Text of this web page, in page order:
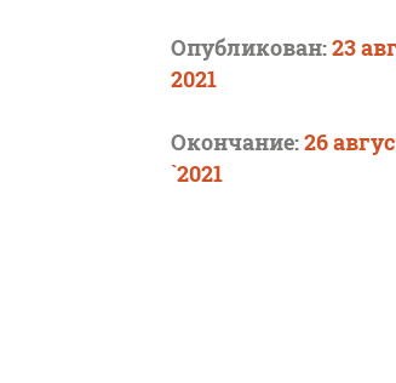
Опубликован:23
2021
Окончание:26
`2021